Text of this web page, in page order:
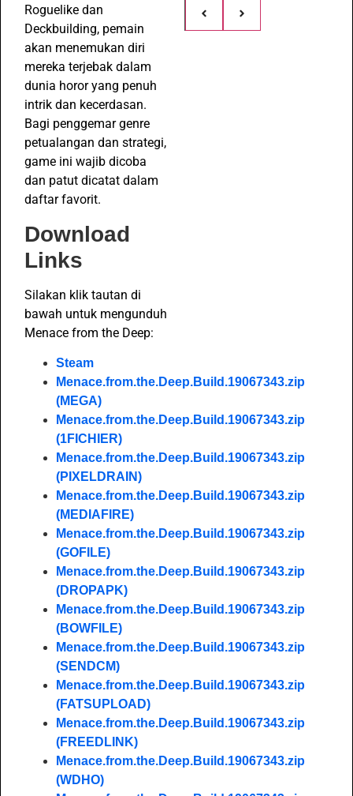
Roguelike dan
Deckbuilding, pemain
akan menemukan diri
mereka terjebak dalam
dunia horor yang penuh
intrik dan kecerdasan.
Bagi penggemar genre
petualangan dan strategi,
game ini wajib dicoba
dan patut dicatat dalam
daftar favorit.
Download
Links
Silakan klik tautan di
bawah untuk mengunduh
Menace from the Deep:
Steam
Menace.from.the.Deep.Build.19067343.zip
(MEGA)
Menace.from.the.Deep.Build.19067343.zip
(1FICHIER)
Menace.from.the.Deep.Build.19067343.zip
(PIXELDRAIN)
Menace.from.the.Deep.Build.19067343.zip
(MEDIAFIRE)
Menace.from.the.Deep.Build.19067343.zip
(GOFILE)
Menace.from.the.Deep.Build.19067343.zip
(DROPAPK)
Menace.from.the.Deep.Build.19067343.zip
(BOWFILE)
Menace.from.the.Deep.Build.19067343.zip
(SENDCM)
Menace.from.the.Deep.Build.19067343.zip
(FATSUPLOAD)
Menace.from.the.Deep.Build.19067343.zip
(FREEDLINK)
Menace.from.the.Deep.Build.19067343.zip
(WDHO)